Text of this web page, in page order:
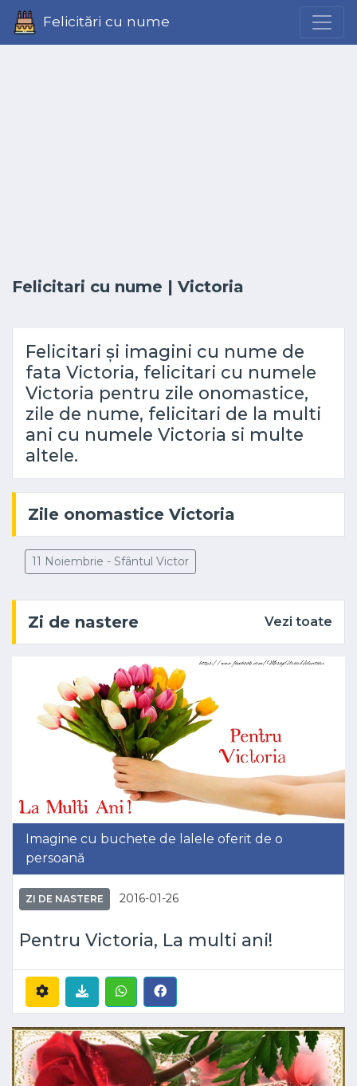
Felicitări cu nume
Felicitari cu nume | Victoria
Felicitari și imagini cu nume de
fata Victoria, felicitari cu numele
Victoria pentru zile onomastice,
zile de nume, felicitari de la multi
ani cu numele Victoria si multe
altele.
Zile onomastice Victoria
11 Noiembrie - Sfântul Victor
Zi de nastere Vezi toate
Imagine cu buchete de lalele oferit de o
persoană
ZI DE NASTERE 2016-01-26
Pentru Victoria, La multi ani!